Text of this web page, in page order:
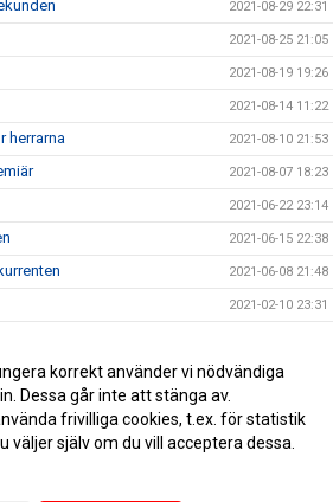
2021-08-29 22:31
2021-08-25 21:05
2021-08-19 19:26
2021-08-14 11:22
herrarna 2021-08-10 21:53
2021-08-07 18:23
2021-06-22 23:14
2021-06-15 22:38
2021-06-08 21:48
2021-02-10 23:31
2020-12-08 20:02
2020-12-06 14:37
korrekt använder vi nödvändiga
Dessa går inte att stänga av.
frivilliga cookies, t.ex. för statistik
väljer själv om du vill acceptera dessa.